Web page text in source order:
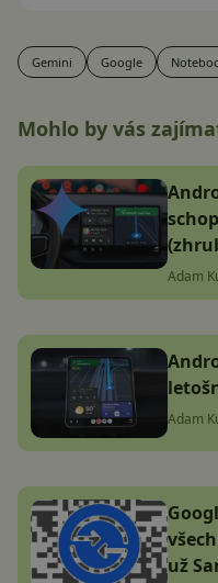
Gemini Google
Mohlo by vás
Adam
Adam
už